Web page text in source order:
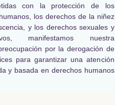
con la protección de los
los derechos de la niñez
y los derechos sexuales y
manifestamos nuestra
por la derogación de
para garantizar una atención
y basada en derechos humanos